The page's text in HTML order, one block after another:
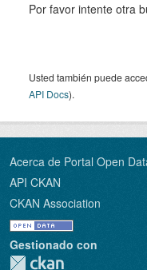
Por favor intente otra
Usted también puede
API Docs).
Acerca de Portal Open
API CKAN
CKAN Association
Gestionado con